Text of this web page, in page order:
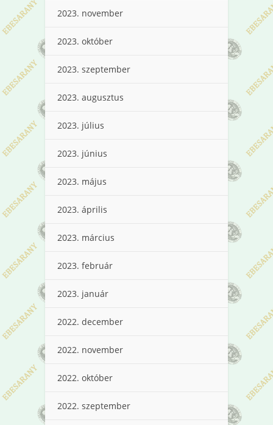
2023. november
2023. október
2023. szeptember
2023. augusztus
2023. július
2023. június
2023. május
2023. április
2023. március
2023. február
2023. január
2022. december
2022. november
2022. október
2022. szeptember